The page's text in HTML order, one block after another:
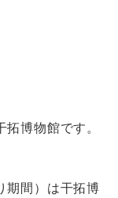
博物館です。
期間）は干拓博